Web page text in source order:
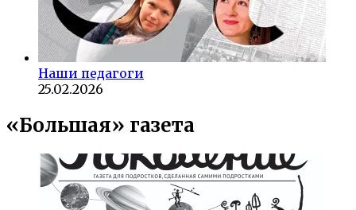
Наши педагоги
25.02.2026
«Большая» газета